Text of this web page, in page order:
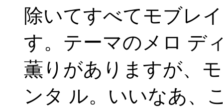
除いてすべてモブレ
す。テーマのメロ デ
薫りがありますが、
ンタ ル。いいなあ、